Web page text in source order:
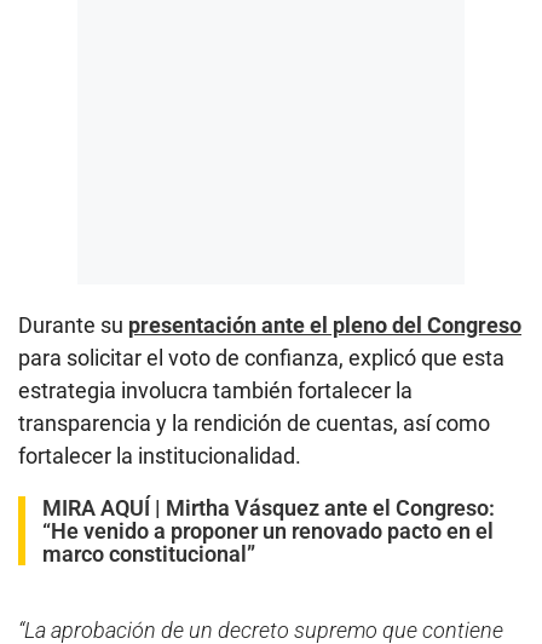
Durante su presentación ante el pleno del Congreso
para solicitar el voto de confianza, explicó que esta
estrategia involucra también fortalecer la
transparencia y la rendición de cuentas, así como
fortalecer la institucionalidad.
MIRA AQUÍ | Mirtha Vásquez ante el Congreso:
“He venido a proponer un renovado pacto en el
marco constitucional”
“La aprobación de un decreto supremo que contiene